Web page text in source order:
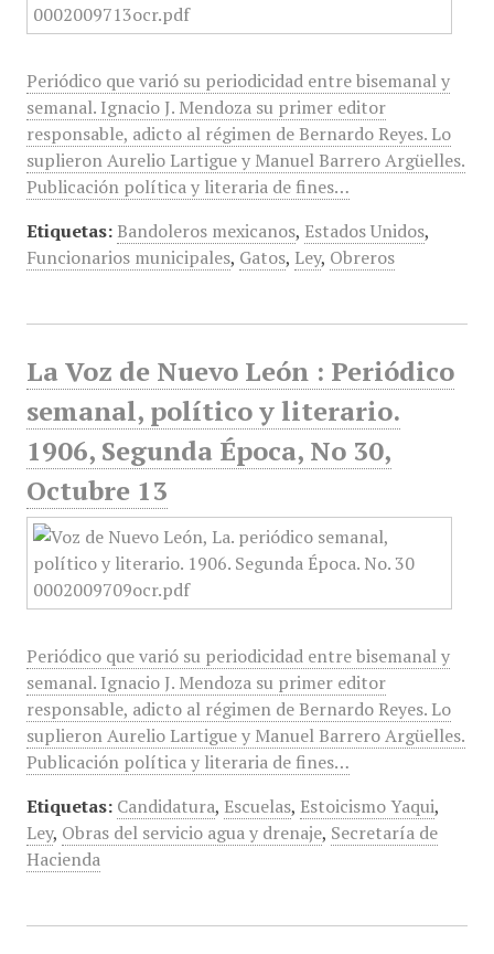
Periódico que varió su periodicidad entre bisemanal y
semanal. Ignacio J. Mendoza su primer editor
responsable, adicto al régimen de Bernardo Reyes. Lo
suplieron Aurelio Lartigue y Manuel Barrero Argüelles.
Publicación política y literaria de fines…
Etiquetas: Bandoleros mexicanos, Estados Unidos,
Funcionarios municipales, Gatos, Ley, Obreros
La Voz de Nuevo León : Periódico
semanal, político y literario.
1906, Segunda Época, No 30,
Octubre 13
Periódico que varió su periodicidad entre bisemanal y
semanal. Ignacio J. Mendoza su primer editor
responsable, adicto al régimen de Bernardo Reyes. Lo
suplieron Aurelio Lartigue y Manuel Barrero Argüelles.
Publicación política y literaria de fines…
Etiquetas: Candidatura, Escuelas, Estoicismo Yaqui,
Ley, Obras del servicio agua y drenaje, Secretaría de
Hacienda